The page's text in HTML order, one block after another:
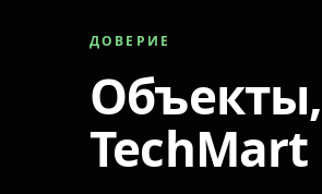
ДОВЕРИЕ
TechMart